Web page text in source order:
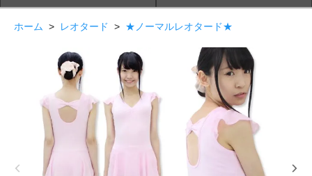
ホーム > レオタード > ★ノーマルレオタード★